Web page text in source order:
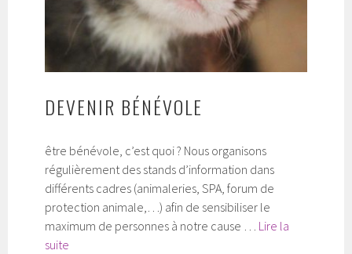
DEVENIR BÉNÉVOLE
être bénévole, c’est quoi ? Nous organisons
régulièrement des stands d’information dans
différents cadres (animaleries, SPA, forum de
protection animale,…) afin de sensibiliser le
maximum de personnes à notre cause … Lire la
suite